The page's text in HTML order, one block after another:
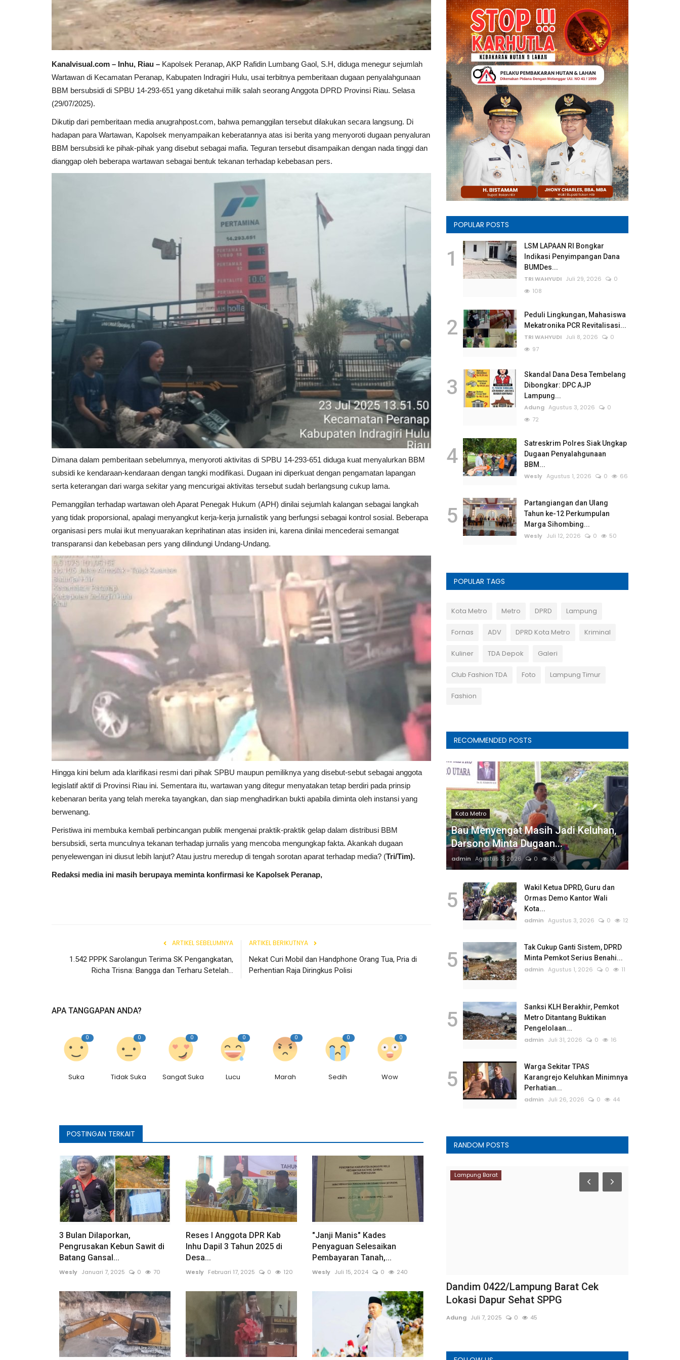
Kanalvisual.com – Inhu, Riau – Kapolsek Peranap, AKP Rafidin Lumbang Gaol, S.H, diduga menegur sejumlah
Wartawan di Kecamatan Peranap, Kabupaten Indragiri Hulu, usai terbitnya pemberitaan dugaan penyalahgunaan
BBM bersubsidi di SPBU 14-293-651 yang diketahui milik salah seorang Anggota DPRD Provinsi Riau. Selasa
(29/07/2025).
Dikutip dari pemberitaan media anugrahpost.com, bahwa pemanggilan tersebut dilakukan secara langsung. Di
hadapan para Wartawan, Kapolsek menyampaikan keberatannya atas isi berita yang menyoroti dugaan penyaluran
BBM bersubsidi ke pihak-pihak yang disebut sebagai mafia. Teguran tersebut disampaikan dengan nada tinggi dan
dianggap oleh beberapa wartawan sebagai bentuk tekanan terhadap kebebasan pers.
Dimana dalam pemberitaan sebelumnya, menyoroti aktivitas di SPBU 14-293-651 diduga kuat menyalurkan BBM
subsidi ke kendaraan-kendaraan dengan tangki modifikasi. Dugaan ini diperkuat dengan pengamatan lapangan
serta keterangan dari warga sekitar yang mencurigai aktivitas tersebut sudah berlangsung cukup lama.
Pemanggilan terhadap wartawan oleh Aparat Penegak Hukum (APH) dinilai sejumlah kalangan sebagai langkah
yang tidak proporsional, apalagi menyangkut kerja-kerja jurnalistik yang berfungsi sebagai kontrol sosial. Beberapa
organisasi pers mulai ikut menyuarakan keprihatinan atas insiden ini, karena dinilai mencederai semangat
transparansi dan kebebasan pers yang dilindungi Undang-Undang.
Hingga kini belum ada klarifikasi resmi dari pihak SPBU maupun pemiliknya yang disebut-sebut sebagai anggota
legislatif aktif di Provinsi Riau ini. Sementara itu, wartawan yang ditegur menyatakan tetap berdiri pada prinsip
kebenaran berita yang telah mereka tayangkan, dan siap menghadirkan bukti apabila diminta oleh instansi yang
berwenang.
Peristiwa ini membuka kembali perbincangan publik mengenai praktik-praktik gelap dalam distribusi BBM
bersubsidi, serta munculnya tekanan terhadap jurnalis yang mencoba mengungkap fakta. Akankah dugaan
penyelewengan ini diusut lebih lanjut? Atau justru meredup di tengah sorotan aparat terhadap media? (Tri/Tim).
Redaksi media ini masih berupaya meminta konfirmasi ke Kapolsek Peranap,
ARTIKEL SEBELUMNYA
1.542 PPPK Sarolangun Terima SK Pengangkatan,
Richa Trisna: Bangga dan Terharu Setelah...
ARTIKEL BERIKUTNYA
Nekat Curi Mobil dan Handphone Orang Tua, Pria di
Perhentian Raja Diringkus Polisi
APA TANGGAPAN ANDA?
0
Suka
0
Tidak Suka
0
Sangat Suka
0
Lucu
0
Marah
0
Sedih
0
Wow
POSTINGAN TERKAIT
3 Bulan Dilaporkan,
Pengrusakan Kebun Sawit di
Batang Gansal...
Wesly Januari 7, 2025 0 70
Reses l Anggota DPR Kab
Inhu Dapil 3 Tahun 2025 di
Desa...
Wesly Februari 17, 2025 0 120
"Janji Manis" Kades
Penyaguan Selesaikan
Pembayaran Tanah,...
Wesly Juli 15, 2024 0 240
POPULAR POSTS
1
LSM LAPAAN RI Bongkar
Indikasi Penyimpangan Dana
BUMDes...
TRI WAHYUDI Juli 29, 2026
0
108
2
Peduli Lingkungan, Mahasiswa
Mekatronika PCR Revitalisasi...
TRI WAHYUDI Juli 8, 2026
0
97
3
Skandal Dana Desa Tembelang
Dibongkar: DPC AJP
Lampung...
Adung Agustus 3, 2026
0
72
4
Satreskrim Polres Siak Ungkap
Dugaan Penyalahgunaan
BBM...
Wesly Agustus 1, 2026 0 66
5
Partangiangan dan Ulang
Tahun ke-12 Perkumpulan
Marga Sihombing...
Wesly Juli 12, 2026 0 50
POPULAR TAGS
Kota Metro Metro DPRD Lampung
Fornas ADV DPRD Kota Metro Kriminal
Kuliner TDA Depok Galeri
Club Fashion TDA Foto Lampung Timur
Fashion
RECOMMENDED POSTS
Kota Metro
Bau Menyengat Masih Jadi Keluhan,
Darsono Minta Dugaan...
admin Agustus 3, 2026 0 18
5
Wakil Ketua DPRD, Guru dan
Ormas Demo Kantor Wali
Kota...
admin Agustus 3, 2026 0 12
5
Tak Cukup Ganti Sistem, DPRD
Minta Pemkot Serius Benahi...
admin Agustus 1, 2026 0 11
5
Sanksi KLH Berakhir, Pemkot
Metro Ditantang Buktikan
Pengelolaan...
admin
Juli 31, 2026 0 16
5
Warga Sekitar TPAS
Karangrejo Keluhkan Minimnya
Perhatian...
admin
Juli 26, 2026 0 44
RANDOM POSTS
Lampung Utara
Ringkus Kurir Narkoba
Adung Januari 5, 2024 0
Opini
Lorong-Lorong Anggaran...
TRI WAHYUDI 0 24
Lampung Barat
Dandim 0422/Lampung Barat Cek
Lokasi Dapur Sehat SPPG
Adung Juli 7, 2025 0 45